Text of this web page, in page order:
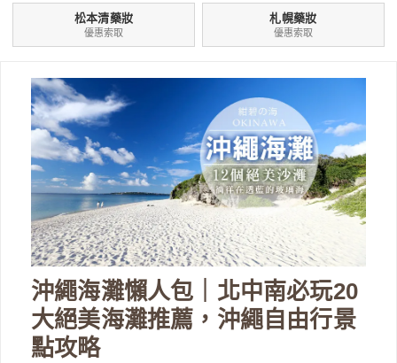
松本清藥妝
優惠索取
札幌藥妝
優惠索取
沖繩海灘懶人包｜北中南必玩20
大絕美海灘推薦，沖繩自由行景
點攻略